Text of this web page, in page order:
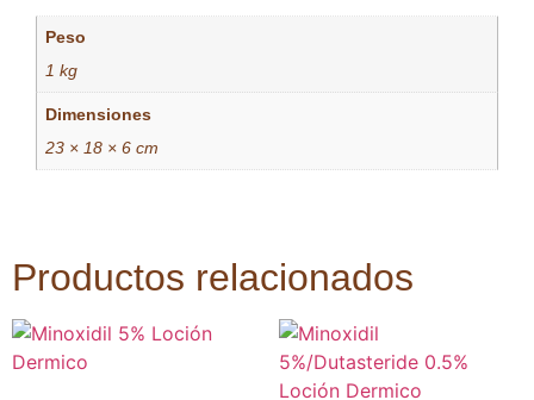
Peso
1 kg
Dimensiones
23 × 18 × 6 cm
Productos relacionados